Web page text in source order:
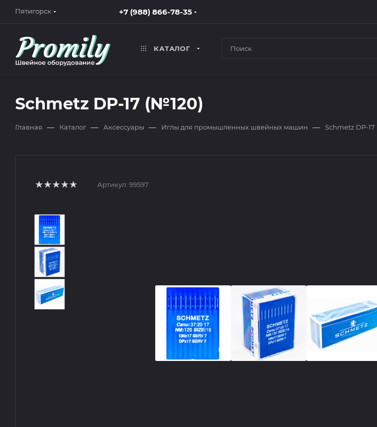
Пятигорск +7 (988) 866-78-35
КАТАЛОГ
Schmetz DP-17 (№120)
Главная — Каталог — Аксессуары — Иглы для промышленных швейных машин — Schmetz DP-17
Артикул: 99597